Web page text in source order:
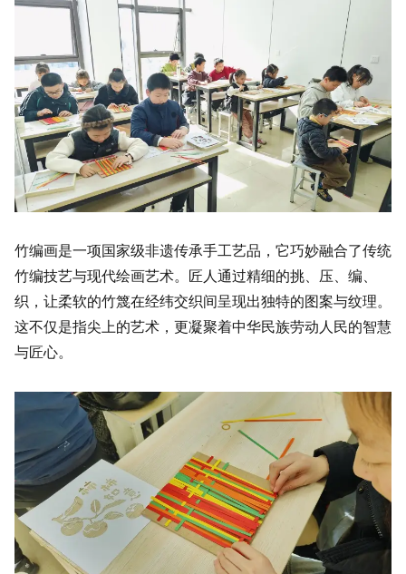
竹编画是一项国家级非遗传承手工艺品，它巧妙融合了传统
竹编技艺与现代绘画艺术。匠人通过精细的挑、压、编、
织，让柔软的竹篾在经纬交织间呈现出独特的图案与纹理。
这不仅是指尖上的艺术，更凝聚着中华民族劳动人民的智慧
与匠心。